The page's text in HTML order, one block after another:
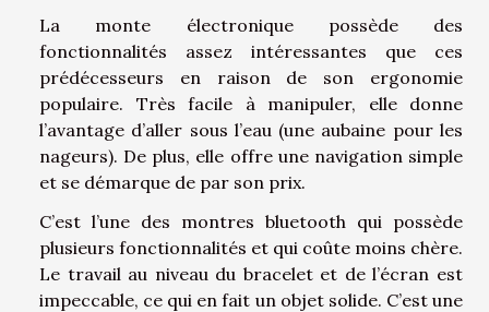
La monte électronique possède des
fonctionnalités assez intéressantes que ces
prédécesseurs en raison de son ergonomie
populaire. Très facile à manipuler, elle donne
l’avantage d’aller sous l’eau (une aubaine pour les
nageurs). De plus, elle offre une navigation simple
et se démarque de par son prix.
C’est l’une des montres bluetooth qui possède
plusieurs fonctionnalités et qui coûte moins chère.
Le travail au niveau du bracelet et de l’écran est
impeccable, ce qui en fait un objet solide. C’est une